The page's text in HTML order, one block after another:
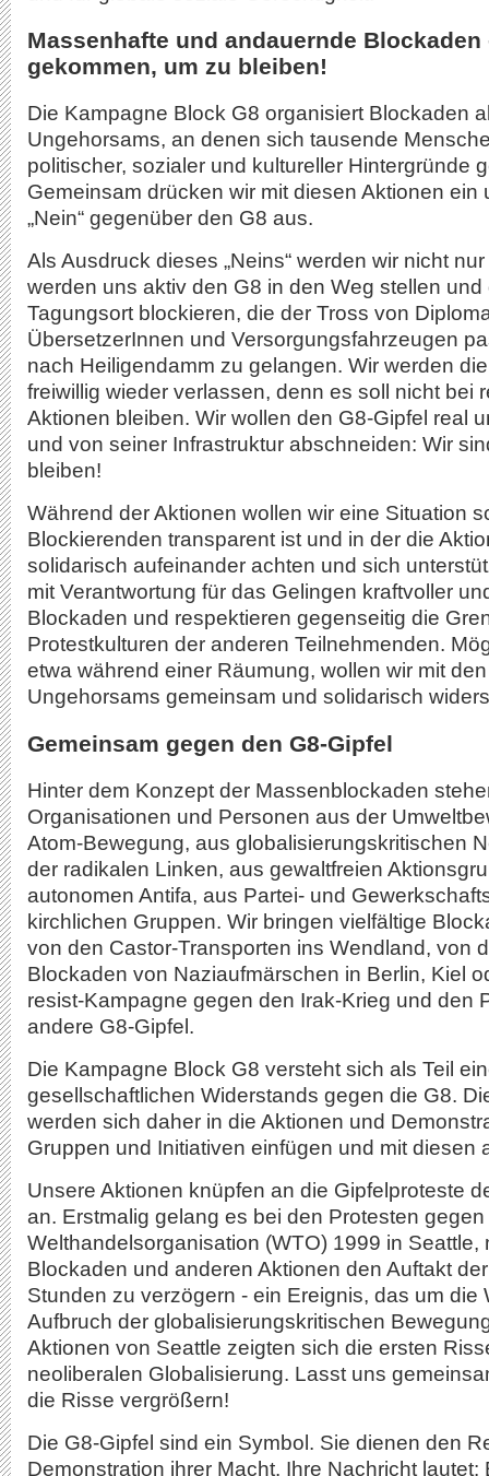
Massenhafte und andauernde Blockaden
gekommen, um zu bleiben!
Die Kampagne Block G8 organisiert Blockaden
Ungehorsams, an denen sich tausende
politischer, sozialer und kultureller Hintergründe
Gemeinsam drücken wir mit diesen Aktionen ein
„Nein“ gegenüber den G8 aus.
Als Ausdruck dieses „Neins“ werden wir nicht
werden uns aktiv den G8 in den Weg stellen
Tagungsort blockieren, die der Tross von
ÜbersetzerInnen und Versorgungsfahrzeugen
nach Heiligendamm zu gelangen. Wir werden
freiwillig wieder verlassen, denn es soll nicht bei
Aktionen bleiben. Wir wollen den G8-Gipfel real
und von seiner Infrastruktur abschneiden: Wir
bleiben!
Während der Aktionen wollen wir eine Situation
Blockierenden transparent ist und in der die
solidarisch aufeinander achten und sich
mit Verantwortung für das Gelingen kraftvoller
Blockaden und respektieren gegenseitig die
Protestkulturen der anderen Teilnehmenden.
etwa während einer Räumung, wollen wir mit
Ungehorsams gemeinsam und solidarisch
Gemeinsam gegen den G8-Gipfel
Hinter dem Konzept der Massenblockaden
Organisationen und Personen aus der
Atom-Bewegung, aus globalisierungskritischen
der radikalen Linken, aus gewaltfreien
autonomen Antifa, aus Partei- und
kirchlichen Gruppen. Wir bringen vielfältige
von den Castor-Transporten ins Wendland, von
Blockaden von Naziaufmärschen in Berlin, Kiel
resist-Kampagne gegen den Irak-Krieg und den
andere G8-Gipfel.
Die Kampagne Block G8 versteht sich als Teil
gesellschaftlichen Widerstands gegen die G8.
werden sich daher in die Aktionen und
Gruppen und Initiativen einfügen und mit diesen
Unsere Aktionen knüpfen an die Gipfelproteste
an. Erstmalig gelang es bei den Protesten gegen
Welthandelsorganisation (WTO) 1999 in Seattle,
Blockaden und anderen Aktionen den Auftakt
Stunden zu verzögern - ein Ereignis, das um die
Aufbruch der globalisierungskritischen
Aktionen von Seattle zeigten sich die ersten
neoliberalen Globalisierung. Lasst uns
die Risse vergrößern!
Die G8-Gipfel sind ein Symbol. Sie dienen den
Demonstration ihrer Macht. Ihre Nachricht lautet: